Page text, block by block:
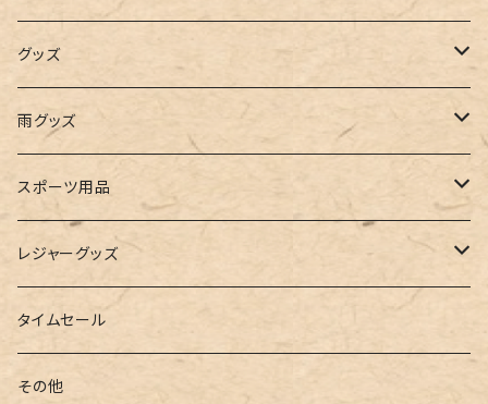
インナー
ビスチェ
レギンス
その他
レインシューズ
レースアップ
ルームシューズ
インソール
ローファー
エコバッグ
リュック
ハンドバッグ
ボストンバッグ
ワンショルダー
オフショルダー
バンドゥ
タンキニ
キャミキニ
フィットネス
男の子
ユニセックス
アクセサリー
マスクケース
グッズ
帽子
ストール・マフラー
手袋
ポーチ
パスケース
雨グッズ
レインコート
スポーツ用品
トレーニング・スポーツウェア
トレーニンググッズ
ヨガウェア
レジャーグッズ
ビーチグッズ
タイムセール
その他